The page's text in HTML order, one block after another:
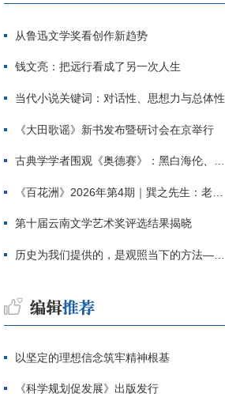
从鲁迅文学奖看创作新趋势
钱文亮：把远行看成了另一次人生
当代小说关键词：对话性、思想力与总体性
《大田歌谣》新书发布暨研讨会在京举行
古典学学者围观《奥德赛》：黑白海伦、佩涅罗佩的别针与神秘入侵者
《百花洲》2026年第4期｜巽之先生：老兵朱向前侧记三题
第十届云南文学艺术奖评选结果揭晓
历史为我们提供的，是观照当下的方法——历史题材非虚构写作多人谈
以坚定的理想信念筑牢精神根基
《科学规划促发展》出版发行